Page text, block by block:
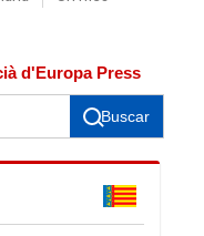
d'Europa Press
Buscar